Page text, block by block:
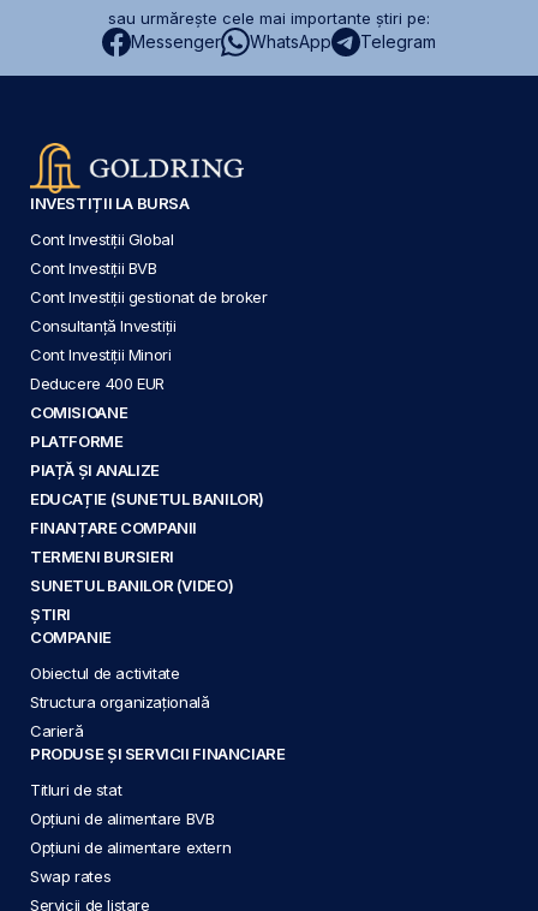
sau urmărește cele mai importante știri pe:
Messenger WhatsApp Telegram
INVESTIȚII LA BURSA
Cont Investiții Global
Cont Investiții BVB
Cont Investiții gestionat de broker
Consultanță Investiții
Cont Investiții Minori
Deducere 400 EUR
COMISIOANE
PLATFORME
PIAȚĂ ȘI ANALIZE
EDUCAȚIE (SUNETUL BANILOR)
FINANȚARE COMPANII
TERMENI BURSIERI
SUNETUL BANILOR (VIDEO)
ȘTIRI
COMPANIE
Obiectul de activitate
Structura organizațională
Carieră
PRODUSE ȘI SERVICII FINANCIARE
Titluri de stat
Opțiuni de alimentare BVB
Opțiuni de alimentare extern
Swap rates
Servicii de listare